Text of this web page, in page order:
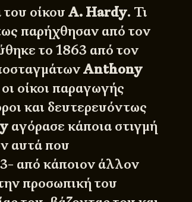
του οίκουA. Hardy. Τι
παρήχθησαν από τον
το 1863 από τον
Anthony
οίκοι παραγωγής
και δευτερευόντως
αγόρασε κάποια στιγμή
αυτά που
από κάποιον άλλον
προσωπική του